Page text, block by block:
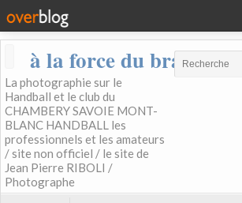
à la force du bras
La photographie sur le
Handball et le club du
CHAMBERY SAVOIE MONT-
BLANC HANDBALL les
professionnels et les amateurs
/ site non officiel / le site de
Jean Pierre RIBOLI /
Photographe